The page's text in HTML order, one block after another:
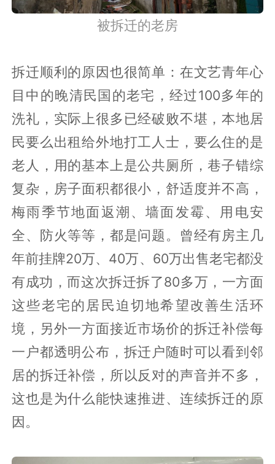
被拆迁的老房
拆迁顺利的原因也很简单：在文艺青年心
目中的晚清民国的老宅，经过100多年的
洗礼，实际上很多已经破败不堪，本地居
民要么出租给外地打工人士，要么住的是
老人，用的基本上是公共厕所，巷子错综
复杂，房子面积都很小，舒适度并不高，
梅雨季节地面返潮、墙面发霉、用电安
全、防火等等，都是问题。曾经有房主几
年前挂牌20万、40万、60万出售老宅都没
有成功，而这次拆迁拆了80多万，一方面